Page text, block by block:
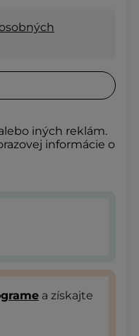
iných reklám.
informácie o
a získajte